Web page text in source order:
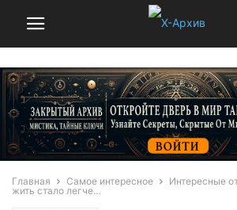
Главная Самое интересное Интересные
жить стало легче…